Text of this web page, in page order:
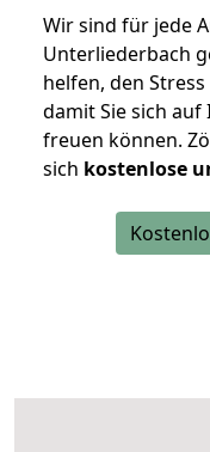
Wir sind für jede
Unterliederbach
helfen, den
damit Sie sich
freuen können.
sich kostenlose